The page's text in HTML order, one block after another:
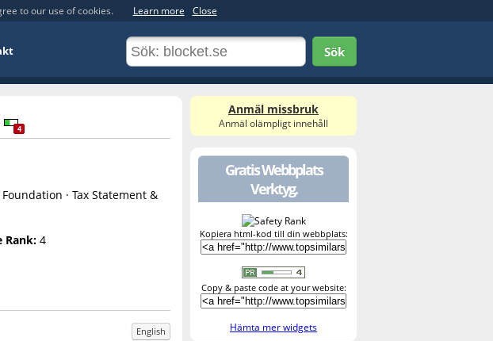
to our use of cookies. Learn more Close
Sök
4
· Tax Statement &
Rank: 4
English
Anmäl missbruk
Anmäl olämpligt innehåll
Gratis Webbplats
Verktyg.
Kopiera html-kod till din webbplats:
Copy & paste code at your website:
Hämta mer widgets